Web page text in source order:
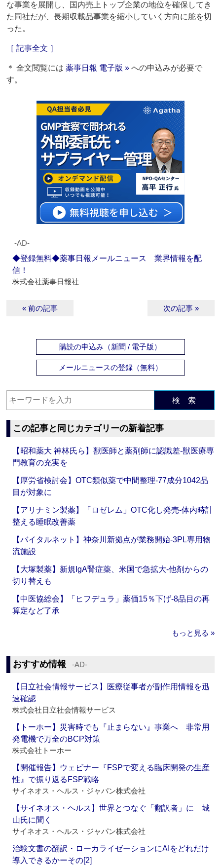
な事業を展開し、国内売上トップ企業の地位を確保してき
た同社だが、長期収載品事業を縮小していく方向に舵を切
った。
［ 記事全文 ］
＊ 全文閲覧には薬事日報 電子版 » への申込みが必要で
す。
‐AD‐
◆登録無料◆薬事日報メールニュース 業界情報を配
信！
株式会社薬事日報社
« 前の記事 次の記事 »
購読の申込み（新聞 / 電子版）
メールニュースの登録（無料）
検 索
この記事と同じカテゴリーの新着記事
【昭和薬大 神林氏ら】獣医師と薬剤師に認識差‐獣医療専
門教育の充実を
【厚労省検討会】OTC類似薬で中間整理‐77成分1042品
目が対象に
【アリナミン製薬】「ロゼレム」OTC化し発売‐体内時計
整える睡眠改善薬
【バイタルネット】神奈川新拠点が業務開始‐3PL専用物
流施設
【大塚製薬】新規IgA腎症薬、米国で急拡大‐他剤からの
切り替えも
【中医協総会】「ヒフデュラ」薬価15％下げ‐8品目の再
算定など了承
もっと見る »
おすすめ情報 ‐AD‐
【日立社会情報サービス】医療従事者が副作用情報を迅
速確認
株式会社日立社会情報サービス
【トーホー】災害時でも『止まらない』事業へ 非常用
発電機で万全のBCP対策
株式会社トーホー
【開催報告】ウェビナー『FSPで変える臨床開発の生産
性』で振り返るFSP戦略
サイネオス・ヘルス・ジャパン株式会社
【サイネオス・ヘルス】世界とつなぐ「翻訳者」に 城
山氏に聞く
サイネオス・ヘルス・ジャパン株式会社
治験文書の翻訳・ローカライゼーションにAIをどれだけ
導入できるかーその[2]